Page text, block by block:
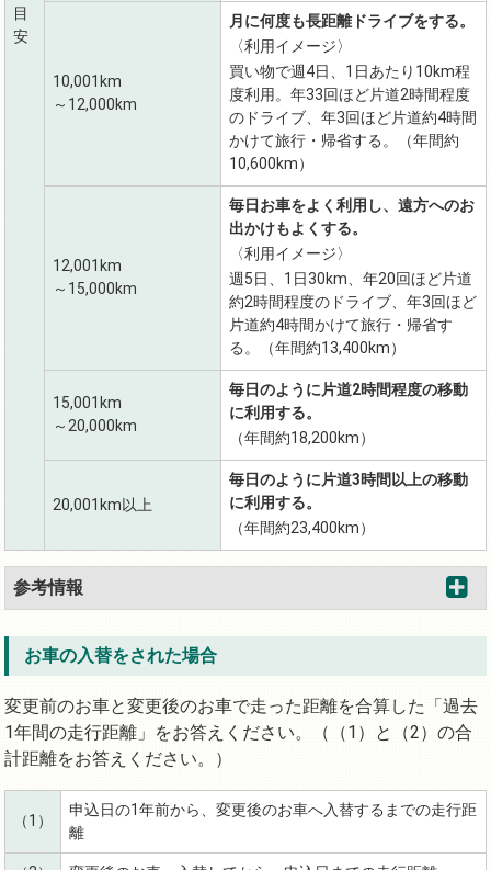
目
安
10,001km
～12,000km
月に何度も長距離ドライブをする。
〈利用イメージ〉
買い物で週4日、1日あたり10km程
度利用。年33回ほど片道2時間程度
のドライブ、年3回ほど片道約4時間
かけて旅行・帰省する。（年間約
10,600km）
12,001km
～15,000km
毎日お車をよく利用し、遠方へのお
出かけもよくする。
〈利用イメージ〉
週5日、1日30km、年20回ほど片道
約2時間程度のドライブ、年3回ほど
片道約4時間かけて旅行・帰省す
る。（年間約13,400km）
15,001km
～20,000km
毎日のように片道2時間程度の移動
に利用する。
（年間約18,200km）
20,001km以上
毎日のように片道3時間以上の移動
に利用する。
（年間約23,400km）
参考情報
お車の入替をされた場合
変更前のお車と変更後のお車で走った距離を合算した「過去
1年間の走行距離」をお答えください。（（1）と（2）の合
計距離をお答えください。）
（1）
申込日の1年前から、変更後のお車へ入替するまでの走行距
離